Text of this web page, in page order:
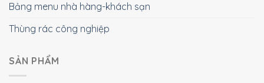
Bảng menu nhà hàng-khách sạn
Thùng rác công nghiệp
SẢN PHẨM